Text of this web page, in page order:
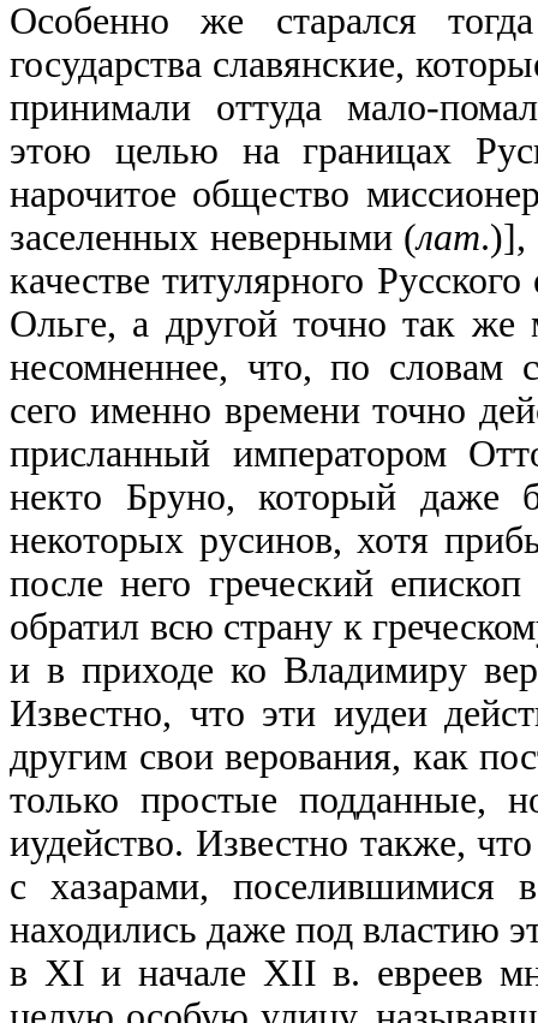
Особенно же старался
государства славянские,
принимали оттуда мало-
этою целью на границах
нарочитое общество
заселенных неверными (лат.)],
качестве титулярного
Ольге, а другой точно так
несомненнее, что, по словам
сего именно времени точно
присланный императором
некто Бруно, который даже
некоторых русинов, хотя
после него греческий
обратил всю страну к
и в приходе ко Владимиру
Известно, что эти иудеи
другим свои верования, как
только простые подданные,
иудейство. Известно также,
с хазарами, поселившимися
находились даже под властию
в XI и начале XII в. евреев